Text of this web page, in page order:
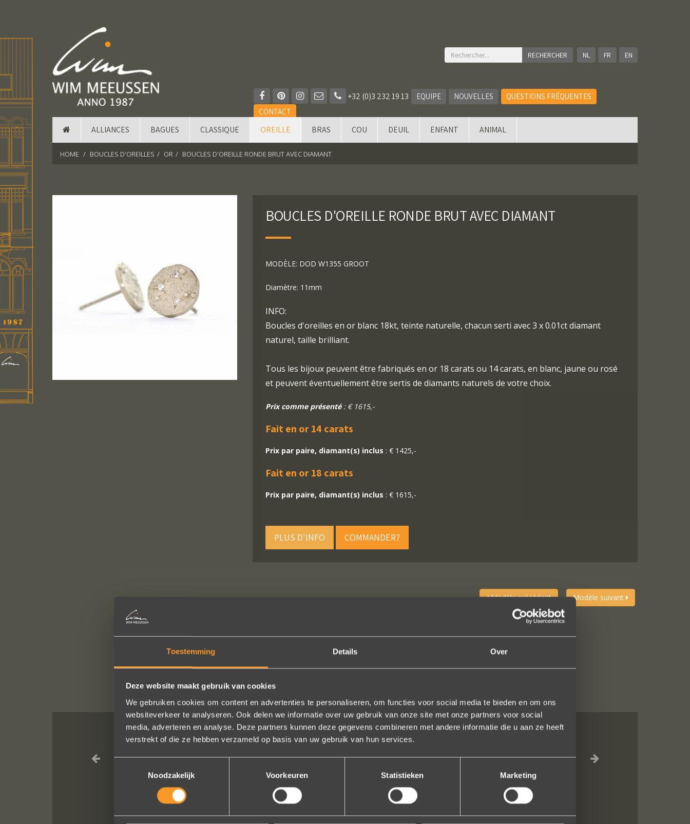
Toestemming Details Over
Deze website maakt gebruik van cookies
We gebruiken cookies om content en advertenties te personaliseren, om functies voor social media te bieden en om ons
websiteverkeer te analyseren. Ook delen we informatie over uw gebruik van onze site met onze partners voor social
media, adverteren en analyse. Deze partners kunnen deze gegevens combineren met andere informatie die u aan ze heeft
verstrekt of die ze hebben verzameld op basis van uw gebruik van hun services.
Noodzakelijk
Voorkeuren Statistieken Marketing
NL FR EN
+32 (0)3 232 19 13 EQUIPE NOUVELLES
QUESTIONS FRÉQUENTES
CONTACT
ALLIANCES BAGUES CLASSIQUE OREILLE BRAS COU DEUIL ENFANT ANIMAL
HOME BOUCLES D'OREILLES OR BOUCLES D'OREILLE RONDE BRUT AVEC DIAMANT
BOUCLES D'OREILLE RONDE BRUT AVEC DIAMANT
MODÈLE: DOD W1355 GROOT
Diamètre: 11mm
INFO:
Boucles d'oreilles en or blanc 18kt, teinte naturelle, chacun serti avec 3 x 0.01ct diamant
naturel, taille brilliant.
Tous les bijoux peuvent être fabriqués en or 18 carats ou 14 carats, en blanc, jaune ou rosé
et peuvent éventuellement être sertis de diamants naturels de votre choix.
Prix comme présenté: € 1615,-
Fait en or 14 carats
Prix par paire, diamant(s) inclus : € 1425,-
Fait en or 18 carats
Prix par paire, diamant(s) inclus : € 1615,-
PLUS D'INFO COMMANDER?
Modèle précédent Modèle suivant
SUIVEZ-NOUS SUR LES MÉDIAS SOCIAUX
In de ban van uw creaties zijn we bezig met onze derde bestelling (uit Frankrijk). De ontvangst is
altijd zo vriendelijk, het team reageert snel en uitstekend advies. We hebben zojuist een ring laten
verstellen en er een paar steentjes aan toegevoegd, het resultaat is werkelijk schitterend. U heeft